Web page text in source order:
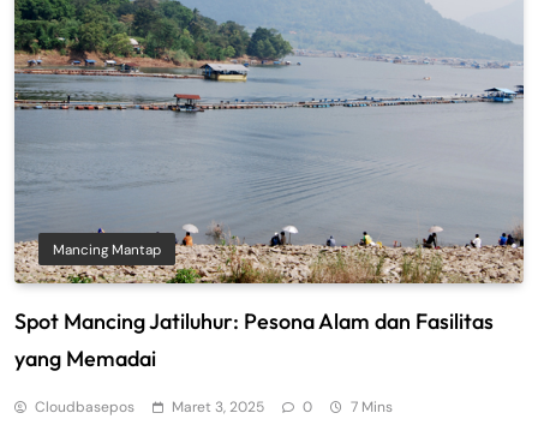
Mancing Mantap
Spot Mancing Jatiluhur: Pesona Alam dan Fasilitas
yang Memadai
Cloudbasepos Maret 3, 2025 0 7 Mins